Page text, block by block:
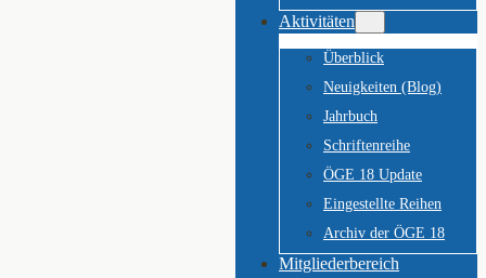
Aktivitäten
Überblick
Neuigkeiten (Blog)
Jahrbuch
Schriftenreihe
ÖGE 18 Update
Eingestellte Reihen
Archiv der ÖGE 18
Mitgliederbereich